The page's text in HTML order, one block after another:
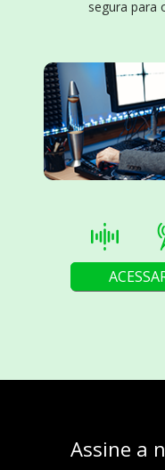
segura para
Assine a